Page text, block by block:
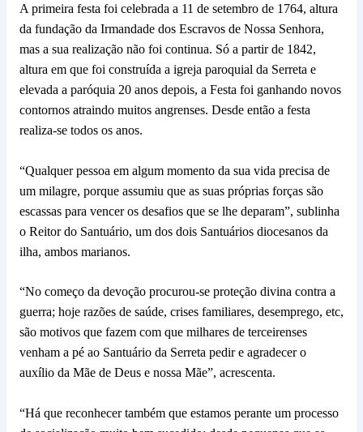
A primeira festa foi celebrada a 11 de setembro de 1764, altura
da fundação da Irmandade dos Escravos de Nossa Senhora,
mas a sua realização não foi continua. Só a partir de 1842,
altura em que foi construída a igreja paroquial da Serreta e
elevada a paróquia 20 anos depois, a Festa foi ganhando novos
contornos atraindo muitos angrenses. Desde então a festa
realiza-se todos os anos.
“Qualquer pessoa em algum momento da sua vida precisa de
um milagre, porque assumiu que as suas próprias forças são
escassas para vencer os desafios que se lhe deparam”, sublinha
o Reitor do Santuário, um dos dois Santuários diocesanos da
ilha, ambos marianos.
“No começo da devoção procurou-se proteção divina contra a
guerra; hoje razões de saúde, crises familiares, desemprego, etc,
são motivos que fazem com que milhares de terceirenses
venham a pé ao Santuário da Serreta pedir e agradecer o
auxílio da Mãe de Deus e nossa Mãe”, acrescenta.
“Há que reconhecer também que estamos perante um processo